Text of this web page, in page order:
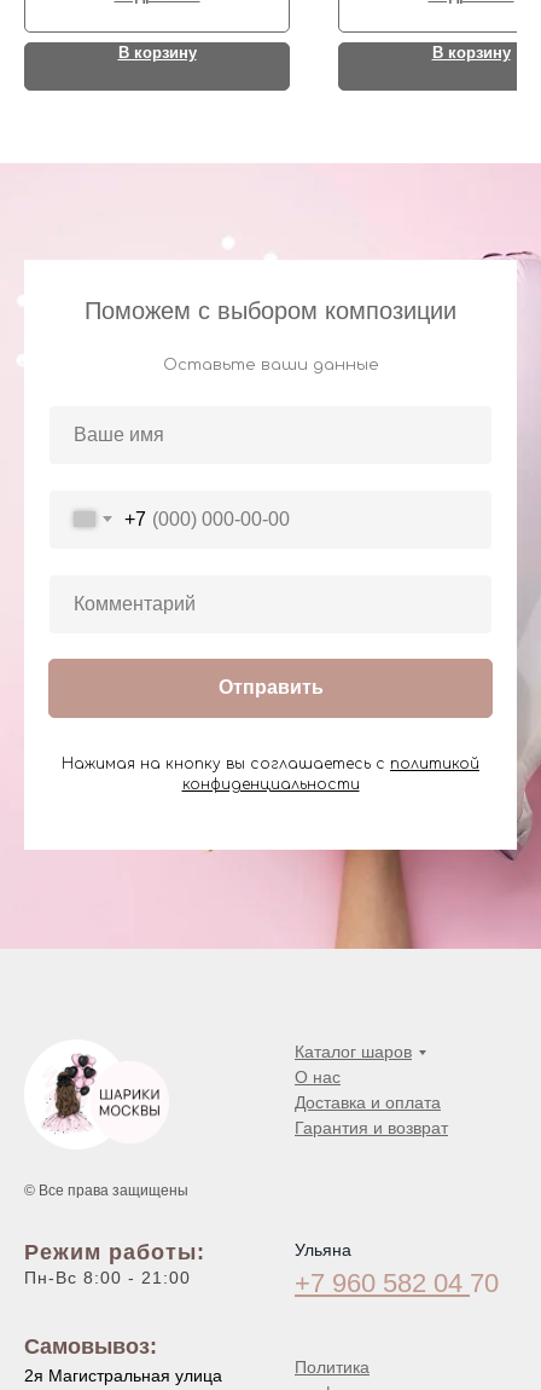
В корзину В корзину
Поможем с выбором композиции
Оставьте ваши данные
+7
Отправить
Нажимая на кнопку вы соглашаетесь с политикой
конфиденциальности
© Все права защищены
Каталог шаров
О нас
Доставка и оплата
Гарантия и возврат
Режим работы:
Пн-Вс 8:00 - 21:00
Самовывоз:
2я Магистральная улица
Ульяна
+7 960 582 04 70
Политика